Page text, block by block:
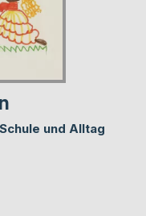
und Alltag